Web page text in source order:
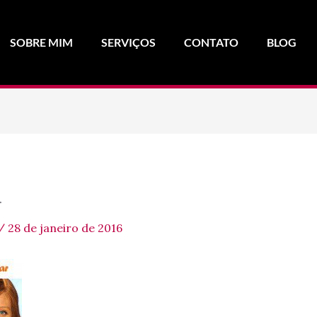
SOBRE MIM SERVIÇOS CONTATO BLOG
/ 28 de janeiro de 2016